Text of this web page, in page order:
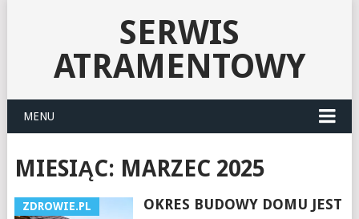
SERWIS
ATRAMENTOWY
MENU
MIESIĄC: MARZEC 2025
ZDROWIE.PL
OKRES BUDOWY DOMU JEST